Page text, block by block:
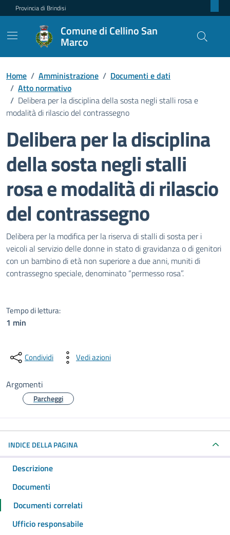
Provincia di Brindisi
Comune di Cellino San
Marco
Home / Amministrazione / Documenti e dati
/ Atto normativo
/ Delibera per la disciplina della sosta negli stalli rosa e
modalità di rilascio del contrassegno
Delibera per la disciplina
della sosta negli stalli
rosa e modalità di rilascio
del contrassegno
Dettagli del documento
Delibera per la modifica per la riserva di stalli di sosta per i
veicoli al servizio delle donne in stato di gravidanza o di genitori
con un bambino di età non superiore a due anni, muniti di
contrassegno speciale, denominato “permesso rosa”.
Tempo di lettura:
1 min
Condividi Vedi azioni
Argomenti
Parcheggi
INDICE DELLA PAGINA
Descrizione
Documenti
Documenti correlati
Ufficio responsabile